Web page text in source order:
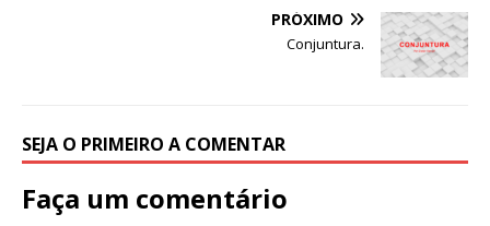
p
PRÓXIMO
Conjuntura.
SEJA O PRIMEIRO A COMENTAR
Faça um comentário